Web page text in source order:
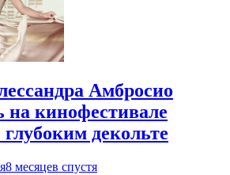
Амбросио
на кинофестивале
глубоким декольте
8 месяцев спустя